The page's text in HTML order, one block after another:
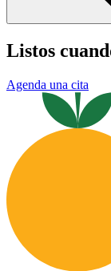
Listos
Agenda una cita